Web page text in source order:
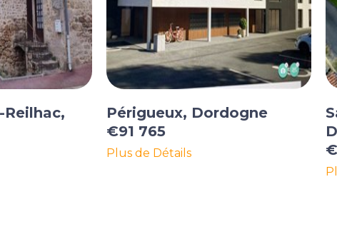
Périgueux, Dordogne
€91 765
Plus de Détails